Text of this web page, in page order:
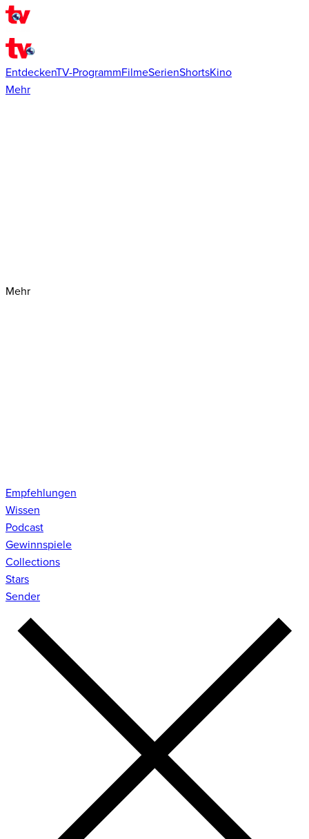
EntdeckenTV-ProgrammFilmeSerienShortsKino
Mehr
Mehr
Empfehlungen
Wissen
Podcast
Gewinnspiele
Collections
Stars
Sender